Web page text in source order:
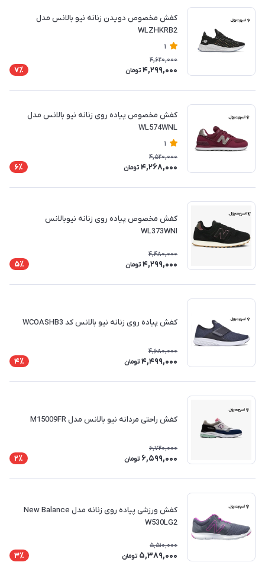
کفش مخصوص دویدن زنانه نیو بالانس مدل
WLZHKRB2
1
4,620,000
4,299,000 تومان 7٪
کفش مخصوص پیاده روی زنانه نیو بالانس مدل
WL574WNL
1
4,520,000
4,268,000 تومان 6٪
کفش مخصوص پیاده روی زنانه نیوبالانس
WL373WNI
4,480,000
4,299,000 تومان 5٪
کفش پیاده روی زنانه نیو بالانس کد WCOASHB3
4,680,000
4,499,000 تومان 4٪
کفش راحتی مردانه نیو بالانس مدل M15009FR
6,720,000
6,599,000 تومان 2٪
کفش ورزشی پیاده روی زنانه مدل New Balance
W530LG2
5,510,000
5,389,000 تومان 3٪